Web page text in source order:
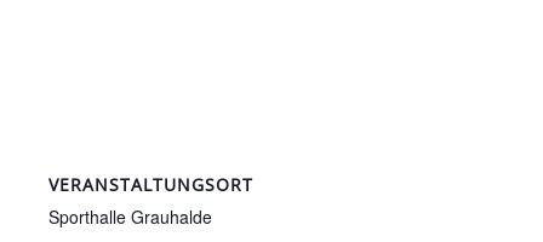
VERANSTALTUNGSORT
Sporthalle Grauhalde